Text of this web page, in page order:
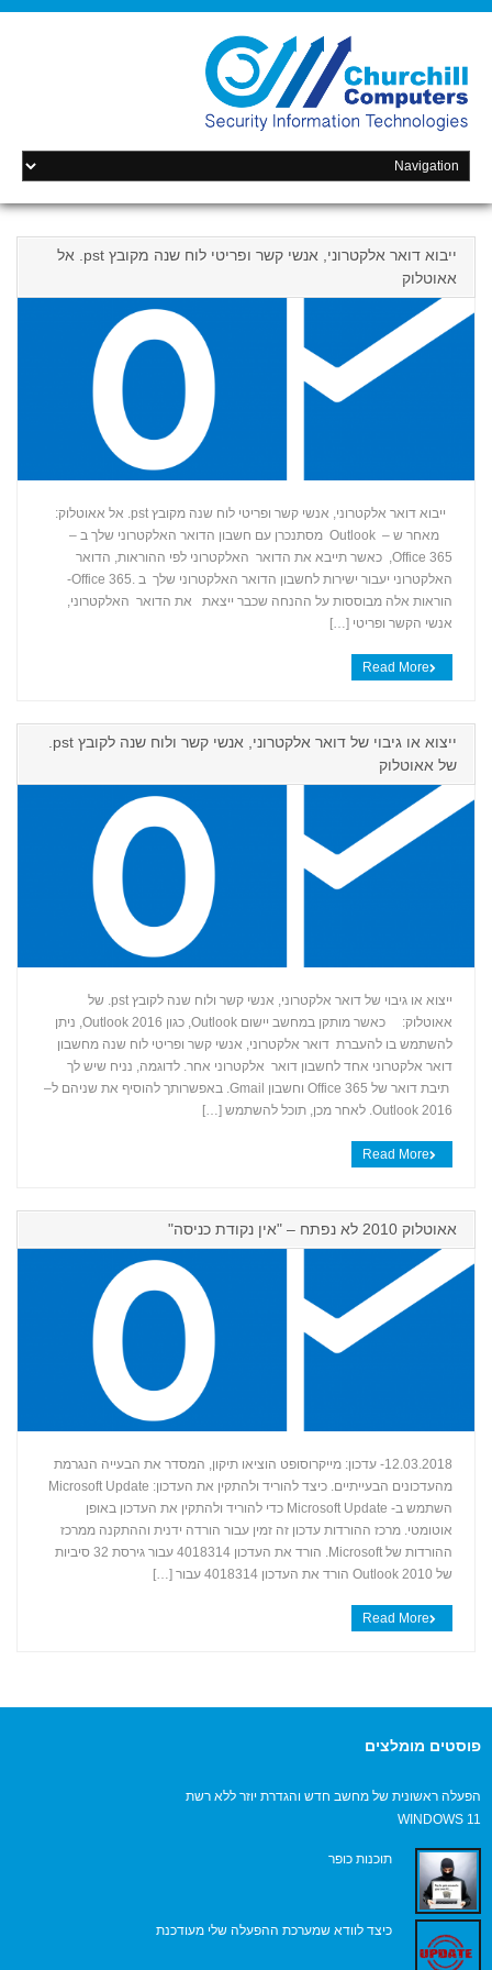
ייבוא דואר אלקטרוני, אנשי קשר ופריטי לוח שנה מקובץ ‎ .pstאל
אאוטלוק
+
ייבוא דואר אלקטרוני, אנשי קשר ופריטי לוח שנה מקובץ ‎ .pstאל אאוטלוק:
מאחר ש – Outlook מסתנכרן עם חשבון הדואר האלקטרוני שלך ב –
Office 365, כאשר תייבא את הדואר האלקטרוני לפי ההוראות, הדואר
האלקטרוני יעבור ישירות לחשבון הדואר האלקטרוני שלך ב .Office 365-
הוראות אלה מבוססות על ההנחה שכבר ייצאת את הדואר האלקטרוני,
אנשי הקשר ופריטי […]
Read More
ייצוא או גיבוי של דואר אלקטרוני, אנשי קשר ולוח שנה לקובץ ‎.pst
של אאוטלוק
+
ייצוא או גיבוי של דואר אלקטרוני, אנשי קשר ולוח שנה לקובץ ‎.pst של
אאוטלוק: כאשר מותקן במחשב יישום Outlook, כגון Outlook 2016, ניתן
להשתמש בו להעברת דואר אלקטרוני, אנשי קשר ופריטי לוח שנה מחשבון
דואר אלקטרוני אחד לחשבון דואר אלקטרוני אחר. לדוגמה, נניח שיש לך
תיבת דואר של Office 365 וחשבון Gmail. באפשרותך להוסיף את שניהם ל–
Outlook 2016. לאחר מכן, תוכל להשתמש […]
Read More
אאוטלוק 2010 לא נפתח – "אין נקודת כניסה"
+
12.03.2018- עדכון: מייקרוסופט הוציאו תיקון, המסדר את הבעייה הנגרמת
מהעדכונים הבעייתיים. כיצד להוריד ולהתקין את העדכון: Microsoft Update
השתמש ב- Microsoft Update כדי להוריד ולהתקין את העדכון באופן
אוטומטי. מרכז ההורדות עדכון זה זמין עבור הורדה ידנית וההתקנה ממרכז
ההורדות של Microsoft. הורד את העדכון 4018314 עבור גירסת 32 סיביות
של Outlook 2010 הורד את העדכון 4018314 עבור […]
Read More
פוסטים מומלצים
הפעלה ראשונית של מחשב חדש והגדרת יוזר ללא רשת
WINDOWS 11
תוכנות כופר
כיצד לוודא שמערכת ההפעלה שלי מעודכנת